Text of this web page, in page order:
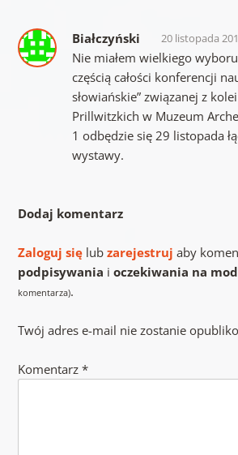
Białczyński 20 listopada
Nie miałem wielkiego
częścią całości konferencji
słowiańskie” związanej z
Prillwitzkich w Muzeum
1 odbędzie się 29 listopada
wystawy.
Dodaj komentarz
Zaloguj sięlub zarejestruj aby
podpisywania i oczekiwania na
komentarza).
Twój adres e-mail nie zostanie
Komentarz *